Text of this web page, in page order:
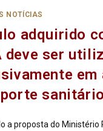
NOTÍCIAS
adquirido
deve ser
em
sanitário
a proposta do Ministério